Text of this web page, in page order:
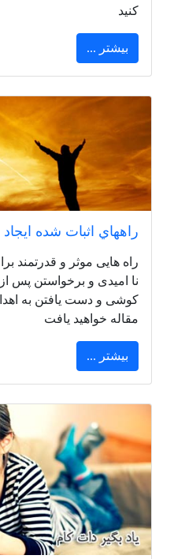
کنید
بیشتر ...
راههاي اثبات شده ايجاد
راه هایی موثر و قدرتمند
نا امیدی و برخواستن
کوشی و دست یافتن به
مقاله خواهید یافت
بیشتر ...